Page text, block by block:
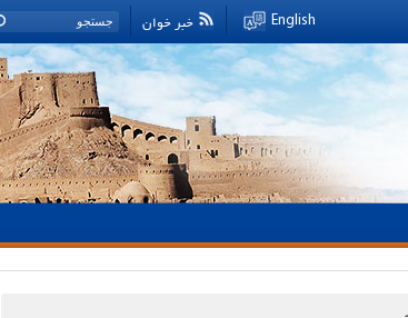
خبر خوان English